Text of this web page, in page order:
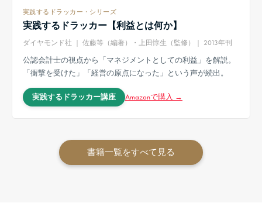
実践するドラッカー・シリーズ
実践するドラッカー【利益とは何か】
ダイヤモンド社 ｜ 佐藤等（編著）・上田惇生（監修）｜ 2013年刊
公認会計士の視点から「マネジメントとしての利益」を解説。
「衝撃を受けた」「経営の原点になった」という声が続出。
実践するドラッカー講座 Amazonで購入 →
書籍一覧をすべて見る